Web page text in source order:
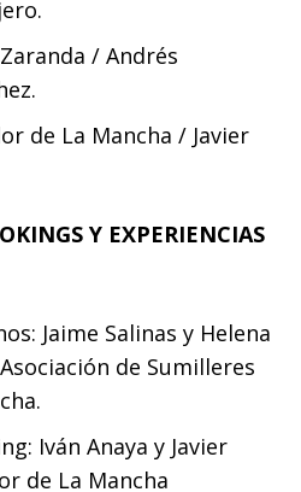
/ Andrés
de La Mancha / Javier
Y EXPERIENCIAS
Jaime Salinas y Helena
de Sumilleres
Iván Anaya y Javier
de La Mancha